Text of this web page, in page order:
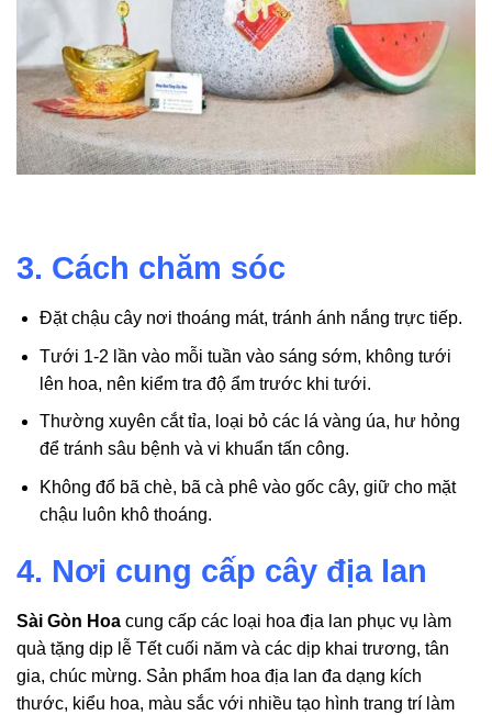
3. Cách chăm sóc
Đặt chậu cây nơi thoáng mát, tránh ánh nắng trực tiếp.
Tưới 1-2 lần vào mỗi tuần vào sáng sớm, không tưới
lên hoa, nên kiểm tra độ ẩm trước khi tưới.
Thường xuyên cắt tỉa, loại bỏ các lá vàng úa, hư hỏng
để tránh sâu bệnh và vi khuẩn tấn công.
Không đổ bã chè, bã cà phê vào gốc cây, giữ cho mặt
chậu luôn khô thoáng.
4. Nơi cung cấp cây địa lan
Sài Gòn Hoa cung cấp các loại hoa địa lan phục vụ làm
quà tặng dịp lễ Tết cuối năm và các dịp khai trương, tân
gia, chúc mừng. Sản phẩm hoa địa lan đa dạng kích
thước, kiểu hoa, màu sắc với nhiều tạo hình trang trí làm